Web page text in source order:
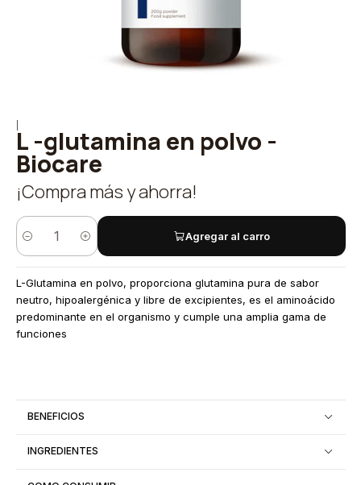
L -glutamina en polvo -
Biocare
¡Compra más y ahorra!
Quantity
Agregar al carro
L-Glutamina en polvo, proporciona glutamina pura de sabor
neutro, hipoalergénica y libre de excipientes, es el aminoácido
predominante en el organismo y cumple una amplia gama de
funciones
BENEFICIOS
INGREDIENTES